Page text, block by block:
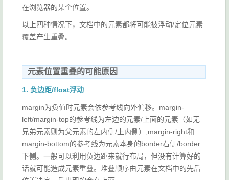
在浏览器的某个位置。
以上四种情况下，文档中的元素都将可能被浮动/定位元素
覆盖产生重叠。
元素位置重叠的可能原因
1. 负边距/float浮动
margin为负值时元素会依参考线向外偏移。margin-
left/margin-top的参考线为左边的元素/上面的元素（如无
兄弟元素则为父元素的左内侧/上内侧）,margin-right和
margin-bottom的参考线为元素本身的border右侧/border
下侧。一般可以利用负边距来就行布局，但没有计算好的
话就可能造成元素重叠。堆叠顺序由元素在文档中的先后